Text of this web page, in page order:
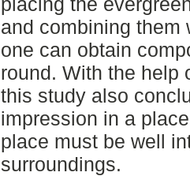
and combining them
one can obtain
round. With the help
this study also
impression in a
place must be well
surroundings.